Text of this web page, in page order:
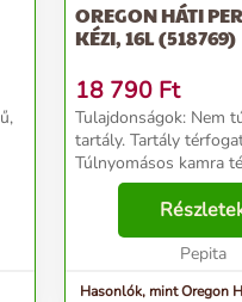
OREGON HÁTI
KÉZI, 16L (518769)
18 790 Ft
Tulajdonságok: Nem túlnyomásos
tartály. Tartály
Túlnyomásos kamra
MPa – Maximális
Pepita
Hasonlók, mint Oregon